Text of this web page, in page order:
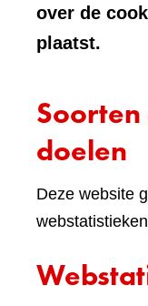
over de
plaatst.
doelen
Deze website